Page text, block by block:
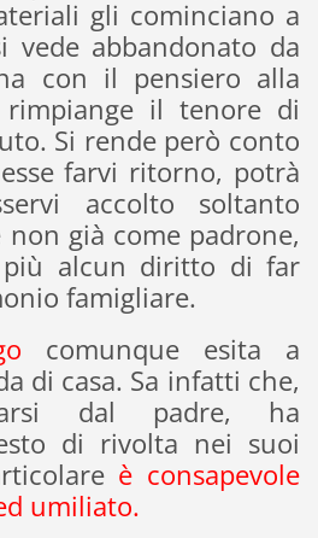
gli cominciano a
vede abbandonato da
con il pensiero alla
il tenore di
Si rende però conto
farvi ritorno, potrà
accolto soltanto
già come padrone,
alcun diritto di far
famigliare.
comunque esita a
di casa. Sa infatti che,
dal padre, ha
di rivolta nei suoi
è consapevole
umiliato.